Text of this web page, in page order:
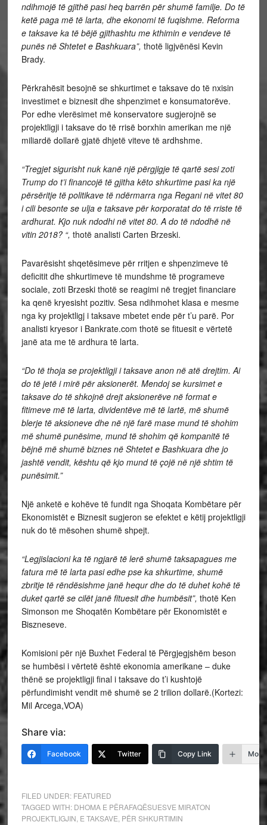
ndihmojë të gjithë pasi heq barrën për shumë familje. Do të
ketë paga më të larta, dhe ekonomi të fuqishme. Reforma
e taksave ka të bëjë gjithashtu me kthimin e vendeve të
punës në Shtetet e Bashkuara”, thotë ligjvënësi Kevin
Brady.
Përkrahësit besojnë se shkurtimet e taksave do të nxisin
investimet e biznesit dhe shpenzimet e konsumatorëve.
Por edhe vlerësimet më konservatore sugjerojnë se
projektligji i taksave do të rrisë borxhin amerikan me një
miliardë dollarë gjatë dhjetë viteve të ardhshme.
“Tregjet sigurisht nuk kanë një përgjigje të qartë sesi zoti
Trump do t’i financojë të gjitha këto shkurtime pasi ka një
përsëritje të politikave të ndërmarra nga Regani në vitet 80
i cili besonte se ulja e taksave për korporatat do të rriste të
ardhurat. Kjo nuk ndodhi në vitet 80. A do të ndodhë në
vitin 2018? “, thotë analisti Carten Brzeski.
Pavarësisht shqetësimeve për rritjen e shpenzimeve të
deficitit dhe shkurtimeve të mundshme të programeve
sociale, zoti Brzeski thotë se reagimi në tregjet financiare
ka qenë kryesisht pozitiv. Sesa ndihmohet klasa e mesme
nga ky projektligj i taksave mbetet ende për t’u parë. Por
analisti kryesor i Bankrate.com thotë se fituesit e vërtetë
janë ata me të ardhura të larta.
“Do të thoja se projektligji i taksave anon në atë drejtim. Ai
do të jetë i mirë për aksionerët. Mendoj se kursimet e
taksave do të shkojnë drejt aksionerëve në format e
fitimeve më të larta, dividentëve më të lartë, më shumë
blerje të aksioneve dhe në një farë mase mund të shohim
më shumë punësime, mund të shohim që kompanitë të
bëjnë më shumë biznes në Shtetet e Bashkuara dhe jo
jashtë vendit, kështu që kjo mund të çojë në një shtim të
punësimit.”
Një anketë e kohëve të fundit nga Shoqata Kombëtare për
Ekonomistët e Biznesit sugjeron se efektet e këtij projektligji
nuk do të mësohen shumë shpejt.
“Legjislacioni ka të ngjarë të lerë shumë taksapagues me
fatura më të larta pasi edhe pse ka shkurtime, shumë
zbritje të rëndësishme janë hequr dhe do të duhet kohë të
duket qartë se cilët janë fituesit dhe humbësit”, thotë Ken
Simonson me Shoqatën Kombëtare për Ekonomistët e
Biszneseve.
Komisioni për një Buxhet Federal të Përgjegjshëm beson
se humbësi i vërtetë është ekonomia amerikane – duke
thënë se projektligji final i taksave do t’i kushtojë
përfundimisht vendit më shumë se 2 trilion dollarë.(Kortezi:
Mil Arcega,VOA)
Share via:
Facebook Twitter Copy Link More
FILED UNDER: FEATURED
TAGGED WITH: DHOMA E PËRAFAQËSUESVE MIRATON
PROJEKTLIGJIN E TAKSAVE PËR SHKURTIMIN